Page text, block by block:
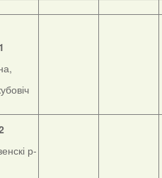
р-